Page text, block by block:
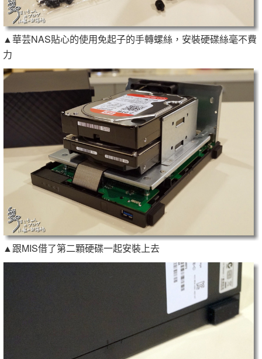
▲華芸NAS貼心的使用免起子的手轉螺絲，安裝硬碟絲毫不費
力
▲跟MIS借了第二顆硬碟一起安裝上去